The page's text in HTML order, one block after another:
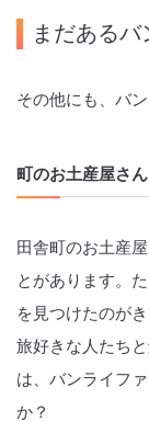
まだある
その他にも、バ
町のお土産屋さん
田舎町のお土産
とがあります。
を見つけたのが
旅好きな人たち
は、バンライフ
か？